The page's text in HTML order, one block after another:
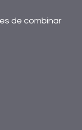
de combinar